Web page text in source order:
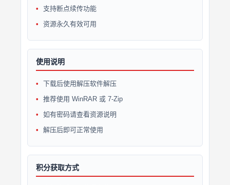
支持断点续传功能
资源永久有效可用
使用说明
下载后使用解压软件解压
推荐使用 WinRAR 或 7-Zip
如有密码请查看资源说明
解压后即可正常使用
积分获取方式